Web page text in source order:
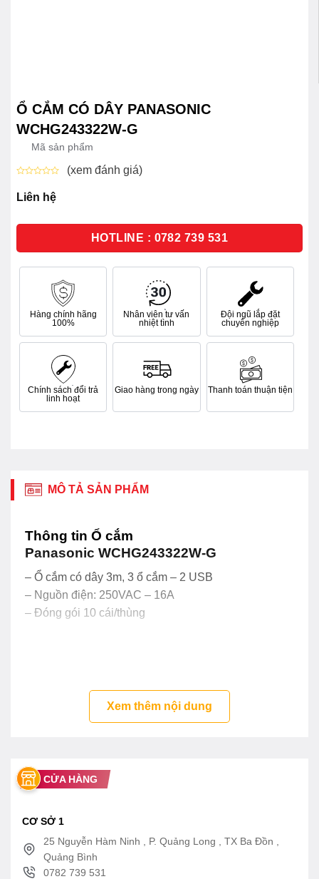
Ổ CẮM CÓ DÂY PANASONIC
WCHG243322W-G
Mã sản phẩm
xếp
hạng
sao
(xem đánh giá)
Liên hệ
HOTLINE : 0782 739 531
Hàng chính hãng
100%
Nhân viên tư vấn
nhiệt tình
Đội ngũ lắp đặt
chuyên nghiệp
Chính sách đổi trả
linh hoạt
Giao hàng trong ngày Thanh toán thuận tiện
MÔ TẢ SẢN PHẨM
Thông tin Ổ cắm
Panasonic WCHG243322W-G
– Ổ cắm có dây 3m, 3 ổ cắm – 2 USB
– Nguồn điện: 250VAC – 16A
– Đóng gói 10 cái/thùng
Xem thêm nội dung
CỬA HÀNG
CƠ SỞ 1
25 Nguyễn Hàm Ninh , P. Quảng Long , TX Ba Đồn ,
Quảng Bình
0782 739 531